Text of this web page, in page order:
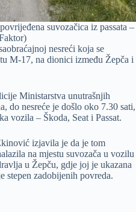
suvozačica iz passata –
nesreći koja se
M-17, na dionici između Žepča i
Ministarstva unutrašnjih
do nesreće je došlo oko 7.30 sati,
vozila – Škoda, Seat i Passat.
izjavila je da je tom
na mjestu suvozača u vozilu
u Žepču, gdje joj je ukazana
stepen zadobijenih povreda.